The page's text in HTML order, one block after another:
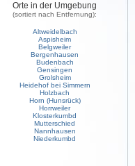
Orte in der Umgebung
(sortiert nach Entfernung):
Altweidelbach
Aspisheim
Belgweiler
Bergenhausen
Budenbach
Gensingen
Grolsheim
Heidehof bei Simmern
Holzbach
Horn (Hunsrück)
Horrweiler
Klosterkumbd
Mutterschied
Nannhausen
Niederkumbd